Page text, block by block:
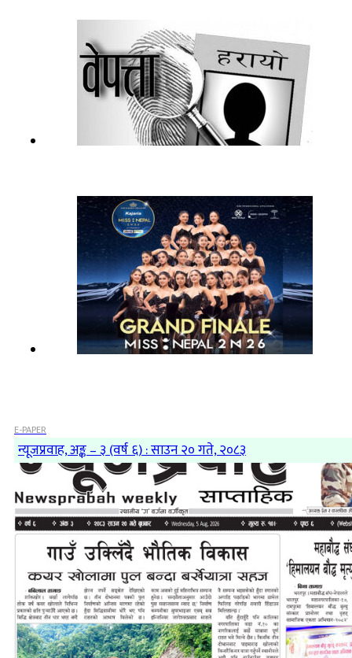
E-PAPER
न्यूजप्रवाह, अङ्क – ३ (वर्ष ६) : साउन २० गते, २०८३